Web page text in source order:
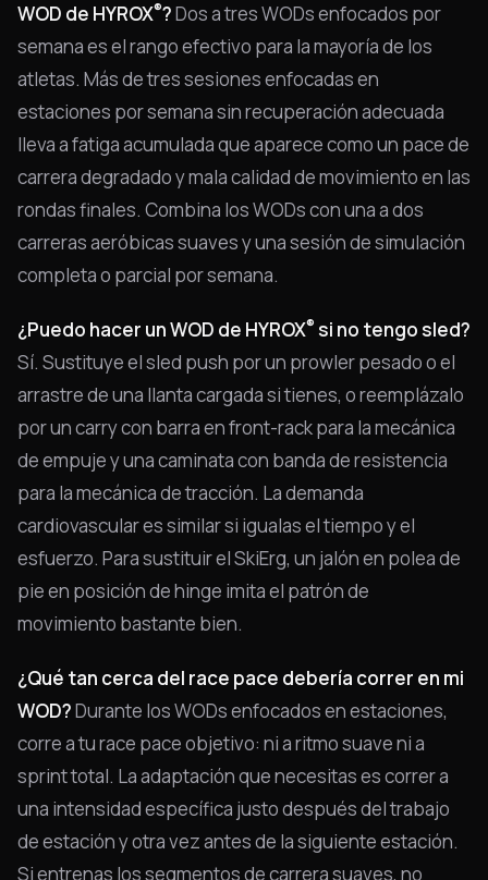
WOD de HYROX®?Dos a tres WODs enfocados por
semana es el rango efectivo para la mayoría de los
atletas. Más de tres sesiones enfocadas en
estaciones por semana sin recuperación adecuada
lleva a fatiga acumulada que aparece como un pace de
carrera degradado y mala calidad de movimiento en las
rondas finales. Combina los WODs con una a dos
carreras aeróbicas suaves y una sesión de simulación
completa o parcial por semana.
¿Puedo hacer un WOD de HYROX® si no tengo sled?
Sí. Sustituye el sled push por un prowler pesado o el
arrastre de una llanta cargada si tienes, o reemplázalo
por un carry con barra en front-rack para la mecánica
de empuje y una caminata con banda de resistencia
para la mecánica de tracción. La demanda
cardiovascular es similar si igualas el tiempo y el
esfuerzo. Para sustituir el SkiErg, un jalón en polea de
pie en posición de hinge imita el patrón de
movimiento bastante bien.
¿Qué tan cerca del race pace debería correr en mi
WOD?Durante los WODs enfocados en estaciones,
corre a tu race pace objetivo: ni a ritmo suave ni a
sprint total. La adaptación que necesitas es correr a
una intensidad específica justo después del trabajo
de estación y otra vez antes de la siguiente estación.
Si entrenas los segmentos de carrera suaves, no